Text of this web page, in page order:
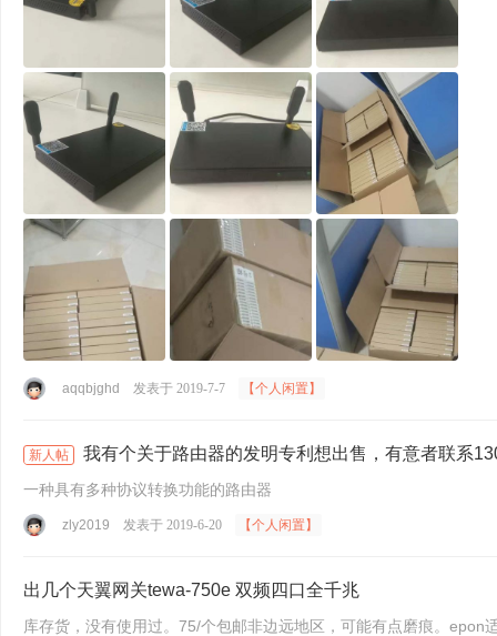
aqqbjghd 发表于 2019-7-7 【个人闲置】
新人帖 我有个关于路由器的发明专利想出售，有意者联系
一种具有多种协议转换功能的路由器
zly2019 发表于 2019-6-20 【个人闲置】
出几个天翼网关tewa-750e 双频四口全千兆
库存货，没有使用过。75/个包邮非边远地区，可能有点磨痕。